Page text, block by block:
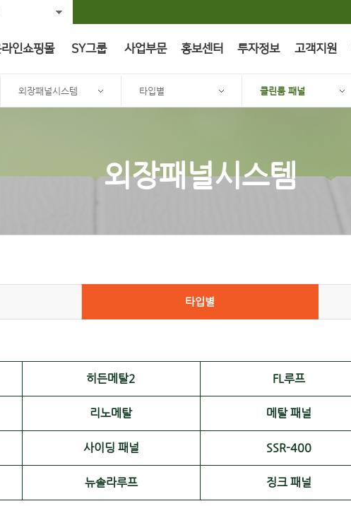
인쇼핑몰 SY그룹 사업부문 홍보센터 투자정보 고객지원
외장패널시스템 타입별 클린룸 패널
외장패널시스템
타입별
히든메탈2 FL루프
리노메탈 메탈 패널
사이딩 패널 SSR-400
뉴솔라루프 징크 패널